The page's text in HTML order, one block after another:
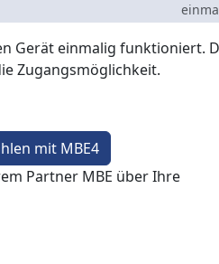
Gerät einmalig funktioniert.
Zugangsmöglichkeit.
mit MBE4
Partner MBE über Ihre